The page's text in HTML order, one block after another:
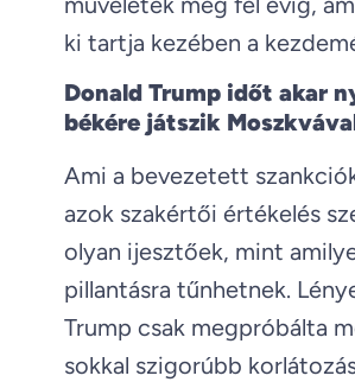
ki tartja kezében a
Donald Trump időt akar
békére játszik
Ami a bevezetett
azok szakértői értékelés
olyan ijesztőek, mint
pillantásra tűnhetnek.
Trump csak megpróbálta
sokkal szigorúbb